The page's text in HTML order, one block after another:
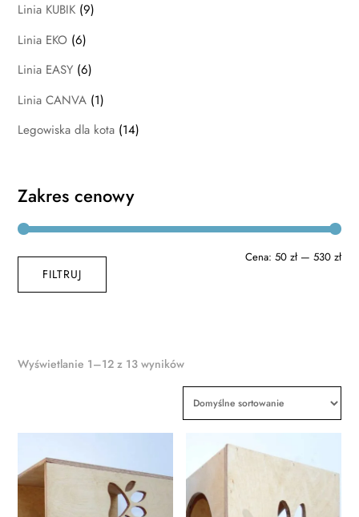
Linia KUBIK (9)
Linia EKO (6)
Linia EASY (6)
Linia CANVA (1)
Legowiska dla kota (14)
Zakres cenowy
FILTRUJ
Cena: 50 zł— 530 zł
Wyświetlanie 1–12 z 13 wyników